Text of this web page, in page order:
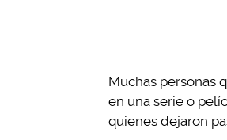
Muchas personas
en una serie o
quienes dejaron